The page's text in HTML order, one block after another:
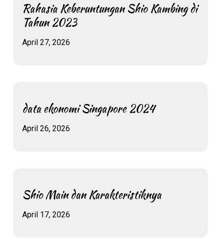
Rahasia Keberuntungan Shio Kambing di
Tahun 2023
April 27, 2026
data ekonomi Singapore 2024
April 26, 2026
Shio Main dan Karakteristiknya
April 17, 2026